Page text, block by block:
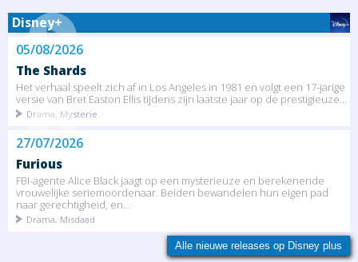
Disney+
05/08/2026
The Shards
Het verhaal speelt zich af in Los Angeles in 1981 en volgt een 17-jarige
versie van Bret Easton Ellis tijdens zijn laatste jaar op de prestigieuze...
Drama, Mysterie
27/07/2026
Furious
FBI-agente Alice Black jaagt op een mysterieuze en berekenende
vrouwelijke seriemoordenaar. Beiden bewandelen hun eigen pad
naar gerechtigheid, en...
Drama, Misdaad
Alle nieuwe releases op Disney plus